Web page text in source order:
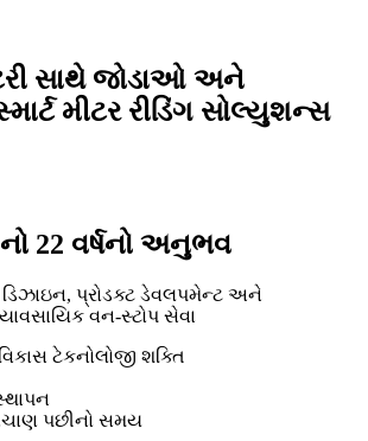
સાથે જોડાઓ અને
મીટર રીડિંગ સોલ્યુશન્સ
22 વર્ષનો અનુભવ
પ્રોડક્ટ ડેવલપમેન્ટ અને
વન-સ્ટોપ સેવા
ટેકનોલોજી શક્તિ
પછીનો સમય